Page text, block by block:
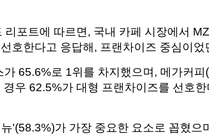
포트에 따르면, 국내 카페 시장에서
호한다고 응답해, 프랜차이즈 중심이
65.6%로 1위를 차지했으며, 메가커
우 62.5%가 대형 프랜차이즈를 선호
'(58.3%)가 가장 중요한 요소로 꼽혔